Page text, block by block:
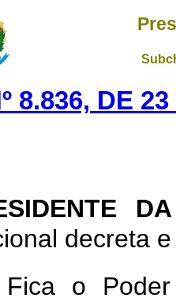
8.836, DE
decreta
o